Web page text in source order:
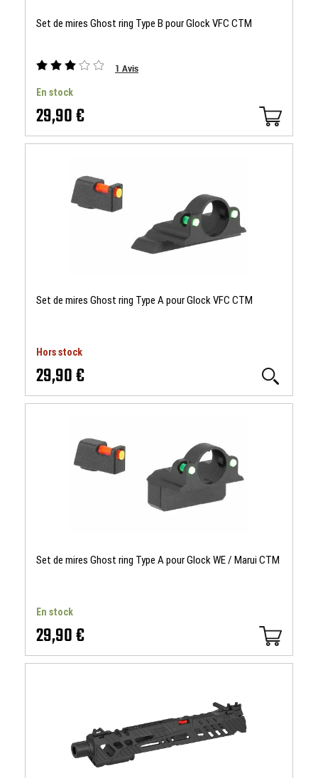
Set de mires Ghost ring Type B pour Glock VFC CTM
1 Avis
En stock
29,90 €
Set de mires Ghost ring Type A pour Glock VFC CTM
Hors stock
29,90 €
Set de mires Ghost ring Type A pour Glock WE / Marui CTM
En stock
29,90 €